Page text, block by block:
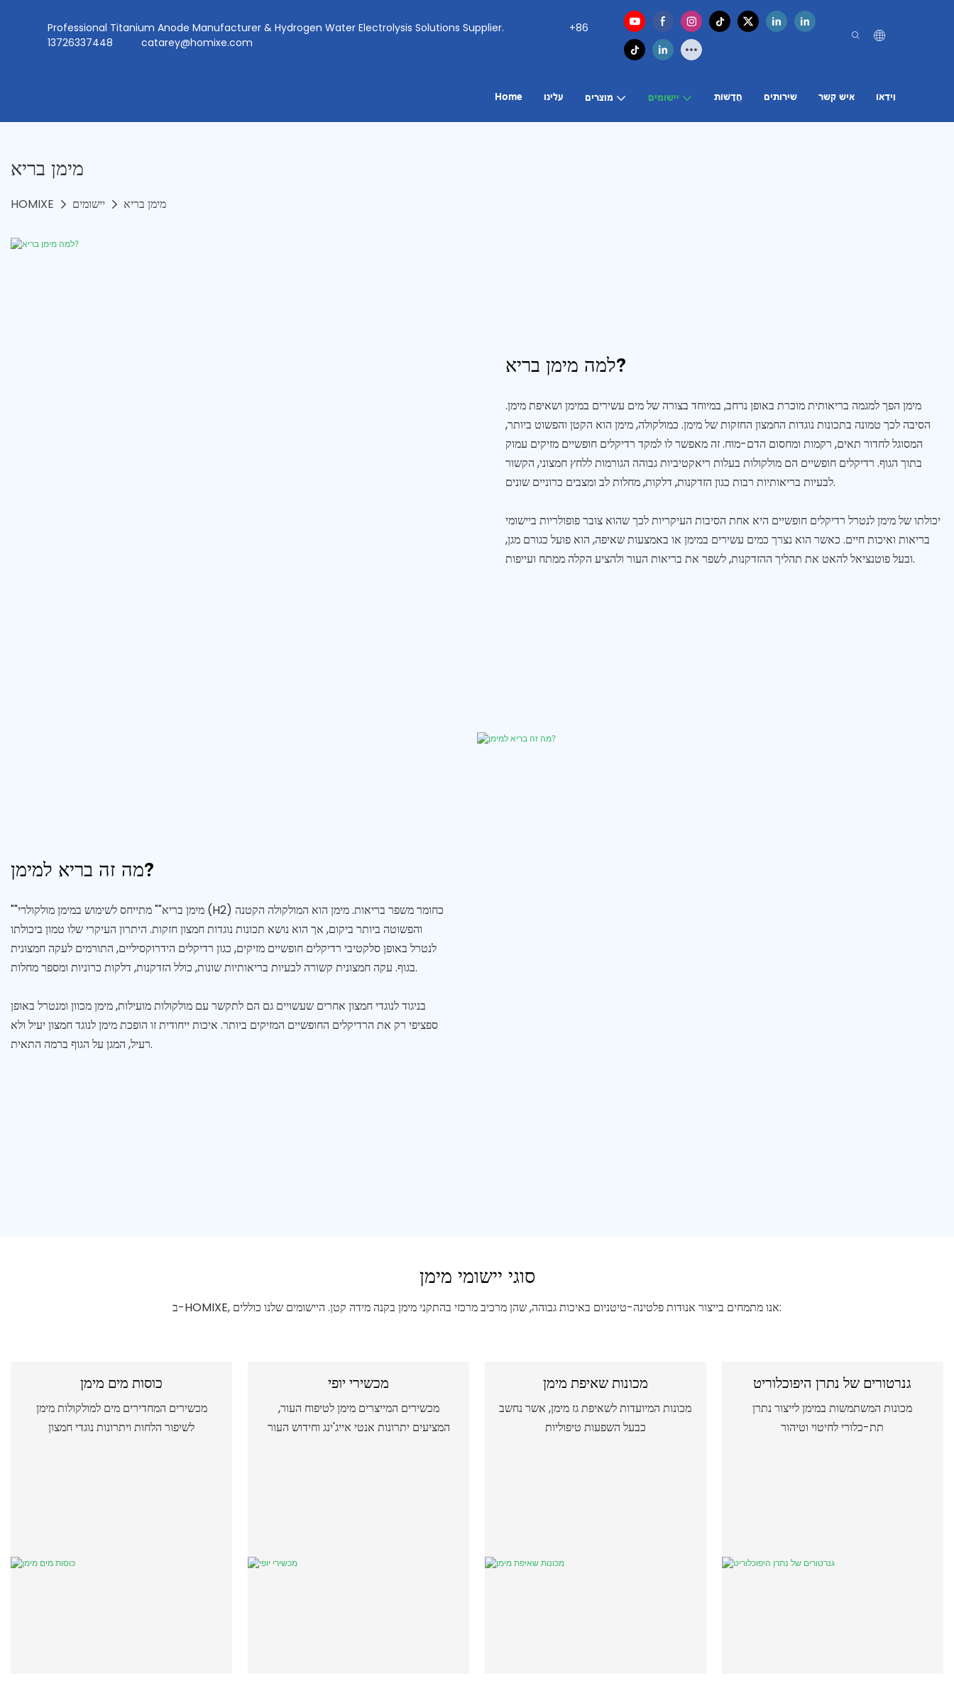
Professional Titanium Anode Manufacturer & Hydrogen Water Electrolysis Solutions Supplier.
+86
13726337448
catarey@homixe.com
Home עלינו מוצרים יישומים חֲדָשׁוֹת שירותים איש קשר וִידֵאוֹ
מימן בריא
HOMIXE יישומים מימן בריא
למה מימן בריא?
מימן הפך למגמה בריאותית מוכרת באופן נרחב, במיוחד בצורה של מים עשירים במימן ושאיפת מימן.
הסיבה לכך טמונה בתכונות נוגדות החמצון החזקות של מימן. כמולקולה, מימן הוא הקטן והפשוט ביותר,
המסוגל לחדור תאים, רקמות ומחסום הדם-מוח. זה מאפשר לו למקד רדיקלים חופשיים מזיקים עמוק
בתוך הגוף. רדיקלים חופשיים הם מולקולות בעלות ריאקטיביות גבוהה הגורמות ללחץ חמצוני, הקשור
לבעיות בריאותיות רבות כגון הזדקנות, דלקות, מחלות לב ומצבים כרוניים שונים.
יכולתו של מימן לנטרל רדיקלים חופשיים היא אחת הסיבות העיקריות לכך שהוא צובר פופולריות ביישומי
בריאות ואיכות חיים. כאשר הוא נצרך כמים עשירים במימן או באמצעות שאיפה, הוא פועל כגורם מגן,
ובעל פוטנציאל להאט את תהליך ההזדקנות, לשפר את בריאות העור ולהציע הקלה ממתח ועייפות.
מה זה בריא למימן?
""מימן בריא"" מתייחס לשימוש במימן מולקולרי (H2) כחומר משפר בריאות. מימן הוא המולקולה הקטנה
והפשוטה ביותר ביקום, אך הוא נושא תכונות נוגדות חמצון חזקות. היתרון העיקרי שלו טמון ביכולתו
לנטרל באופן סלקטיבי רדיקלים חופשיים מזיקים, כגון רדיקלים הידרוקסיליים, התורמים לעקה חמצונית
בגוף. עקה חמצונית קשורה לבעיות בריאותיות שונות, כולל הזדקנות, דלקות כרוניות ומספר מחלות.
בניגוד לנוגדי חמצון אחרים שעשויים גם הם לתקשר עם מולקולות מועילות, מימן מכוון ומנטרל באופן
ספציפי רק את הרדיקלים החופשיים המזיקים ביותר. איכות ייחודית זו הופכת מימן לנוגד חמצון יעיל ולא
רעיל, המגן על הגוף ברמה התאית.
סוגי יישומי מימן
ב-HOMIXE, אנו מתמחים בייצור אנודות פלטינה-טיטניום באיכות גבוהה, שהן מרכיב מרכזי בהתקני מימן בקנה מידה קטן. היישומים שלנו כוללים:
כוסות מים מימן
מכשירים המחדירים מים למולקולות מימן
לשיפור הלחות ויתרונות נוגדי חמצון
מכשירי יופי
מכשירים המייצרים מימן לטיפוח העור,
המציעים יתרונות אנטי אייג'ינג וחידוש העור
מכונות שאיפת מימן
מכונות המיועדות לשאיפת גז מימן, אשר נחשב
כבעל השפעות טיפוליות
גנרטורים של נתרן היפוכלוריט
מכונות המשתמשות במימן לייצור נתרן
תת-כלורי לחיטוי וטיהור